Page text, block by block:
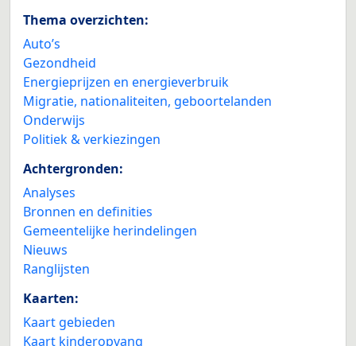
Thema overzichten:
Auto’s
Gezondheid
Energieprijzen en energieverbruik
Migratie, nationaliteiten, geboortelanden
Onderwijs
Politiek & verkiezingen
Achtergronden:
Analyses
Bronnen en definities
Gemeentelijke herindelingen
Nieuws
Ranglijsten
Kaarten:
Kaart gebieden
Kaart kinderopvang